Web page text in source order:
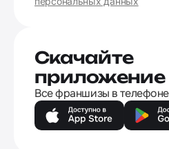
Скачайте
приложение
Все франшизы в телефоне